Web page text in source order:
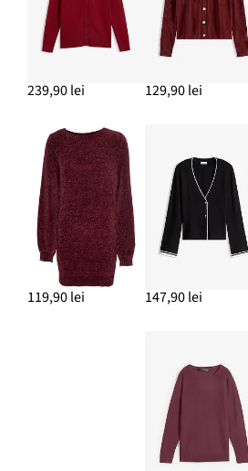
83,70 lei
ADAUGĂ ÎN COȘ
239,90 lei 129,90 lei
119,90 lei 147,90 lei